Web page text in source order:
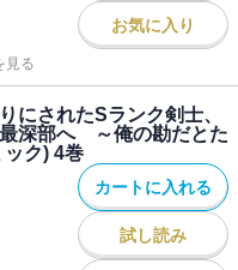
お気に入り
見る
にされたSランク剣士、
深部へ ～俺の勘だとた
ク) 4巻
カートに入れる
試し読み